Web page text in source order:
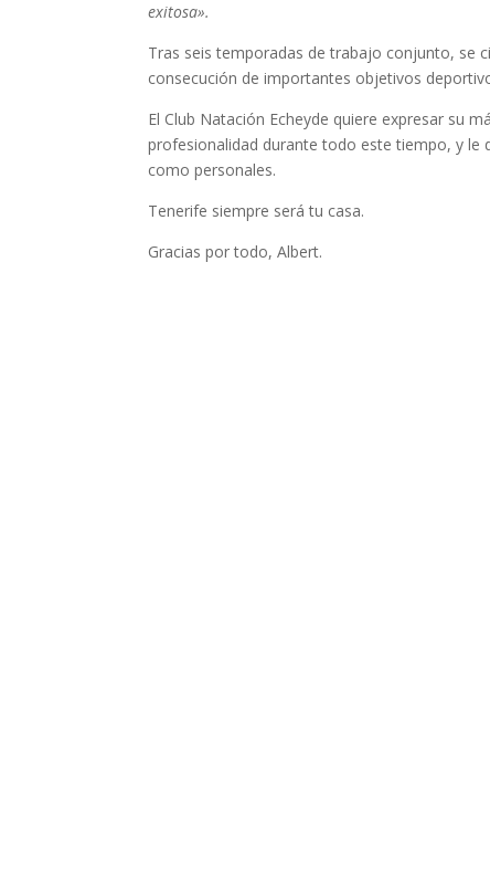
exitosa».
Tras seis temporadas de trabajo conjunto, se
consecución de importantes objetivos
El Club Natación Echeyde quiere expresar su
profesionalidad durante todo este tiempo, y
como personales.
Tenerife siempre será tu casa.
Gracias por todo, Albert.